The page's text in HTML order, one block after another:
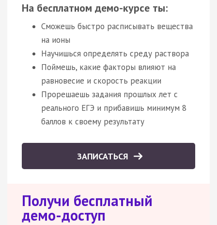
На бесплатном демо-курсе ты:
Сможешь быстро расписывать вещества
на ионы
Научишься определять среду раствора
Поймешь, какие факторы влияют на
равновесие и скорость реакции
Прорешаешь задания прошлых лет с
реального ЕГЭ и прибавишь минимум 8
баллов к своему результату
ЗАПИСАТЬСЯ
Получи бесплатный
демо-доступ